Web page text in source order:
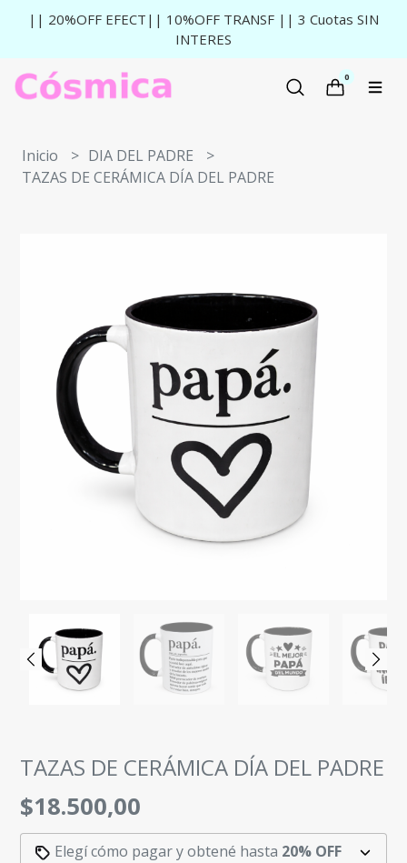
|| 20%OFF EFECT|| 10%OFF TRANSF || 3 Cuotas SIN
INTERES
0
Inicio
DIA DEL PADRE
TAZAS DE CERÁMICA DÍA DEL PADRE
TAZAS DE CERÁMICA DÍA DEL PADRE
$18.500,00
Elegí cómo pagar y obtené hasta 20% OFF